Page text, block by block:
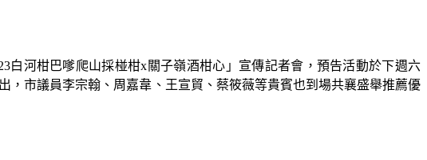
白河柑巴嗲爬山採椪柑x關子嶺酒柑心」宣傳記者會，預告活動於下週六
市議員李宗翰、周嘉韋、王宣貿、蔡筱薇等貴賓也到場共襄盛舉推薦優